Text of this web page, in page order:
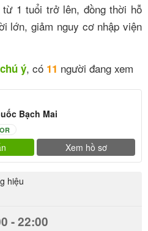
1 tuổi trở lên, đồng thời hỗ
lớn, giảm nguy cơ nhập viện
ý, có 11 người đang xem
Bạch Mai
Xem hồ sơ
- 22:00
hiệu